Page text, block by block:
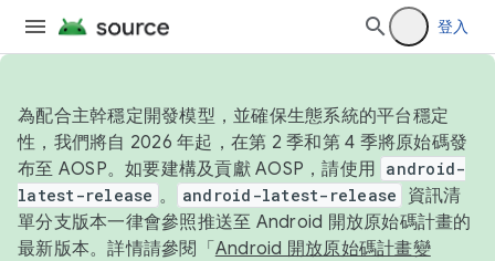
登入
為配合主幹穩定開發模型，並確保生態系統的平台穩定
性，我們將自 2026 年起，在第 2 季和第 4 季將原始碼發
布至 AOSP。如要建構及貢獻 AOSP，請使用 android-
latest-release 。 android-latest-release
資訊清
單分支版本一律會參照推送至 Android 開放原始碼計畫的
最新版本。詳情請參閱「 Android 開放原始碼計畫變